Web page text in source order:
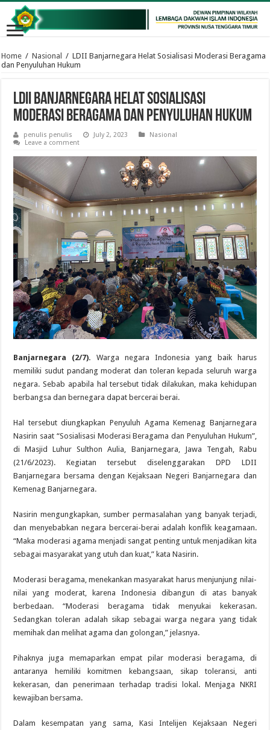
Home / Nasional / LDII Banjarnegara Helat Sosialisasi Moderasi Beragama
dan Penyuluhan Hukum
LDII Banjarnegara Helat Sosialisasi
Moderasi Beragama dan Penyuluhan Hukum
penulis penulis July 2, 2023
Nasional
Leave a comment
Banjarnegara (2/7). Warga negara Indonesia yang baik harus
memiliki sudut pandang moderat dan toleran kepada seluruh warga
negara. Sebab apabila hal tersebut tidak dilakukan, maka kehidupan
berbangsa dan bernegara dapat bercerai berai.
Hal tersebut diungkapkan Penyuluh Agama Kemenag Banjarnegara
Nasirin saat “Sosialisasi Moderasi Beragama dan Penyuluhan Hukum”,
di Masjid Luhur Sulthon Aulia, Banjarnegara, Jawa Tengah, Rabu
(21/6/2023). Kegiatan tersebut diselenggarakan DPD LDII
Banjarnegara bersama dengan Kejaksaan Negeri Banjarnegara dan
Kemenag Banjarnegara.
Nasirin mengungkapkan, sumber permasalahan yang banyak terjadi,
dan menyebabkan negara bercerai-berai adalah konflik keagamaan.
“Maka moderasi agama menjadi sangat penting untuk menjadikan kita
sebagai masyarakat yang utuh dan kuat,” kata Nasirin.
Moderasi beragama, menekankan masyarakat harus menjunjung nilai-
nilai yang moderat, karena Indonesia dibangun di atas banyak
berbedaan. “Moderasi beragama tidak menyukai kekerasan.
Sedangkan toleran adalah sikap sebagai warga negara yang tidak
memihak dan melihat agama dan golongan,” jelasnya.
Pihaknya juga memaparkan empat pilar moderasi beragama, di
antaranya hemiliki komitmen kebangsaan, sikap toleransi, anti
kekerasan, dan penerimaan terhadap tradisi lokal. Menjaga NKRI
kewajiban bersama.
Dalam kesempatan yang sama, Kasi Intelijen Kejaksaan Negeri